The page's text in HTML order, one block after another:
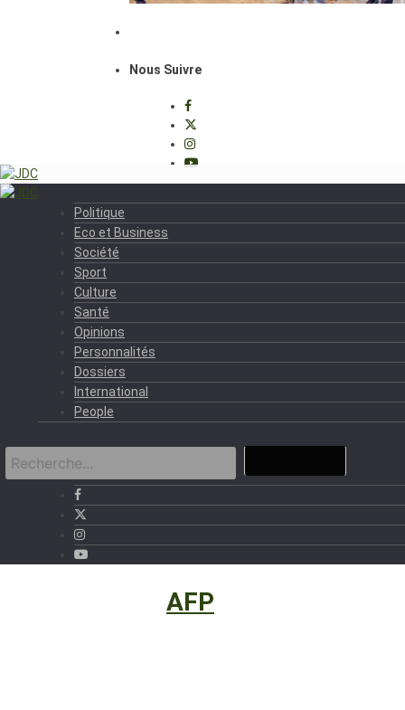
Nous Suivre
Politique
Eco et Business
Société
Sport
Culture
Santé
Opinions
Personnalités
Dossiers
International
People
AFP